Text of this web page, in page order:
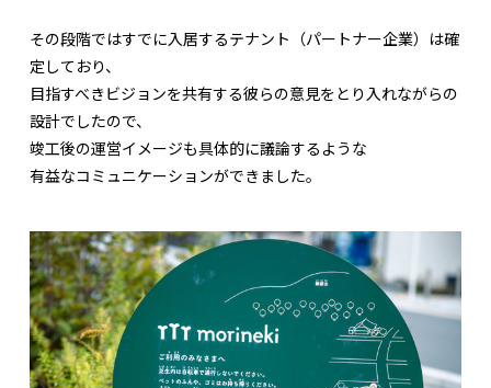
その段階ではすでに入居するテナント（パートナー企業）は確
定しており、
目指すべきビジョンを共有する彼らの意見をとり入れながらの
設計でしたので、
竣工後の運営イメージも具体的に議論するような
有益なコミュニケーションができました。